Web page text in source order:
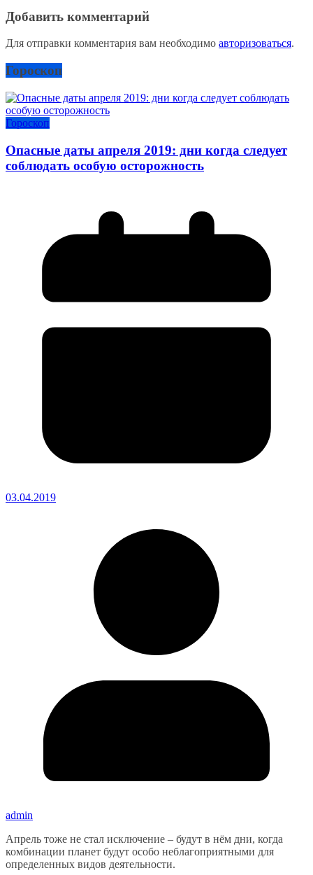
Добавить комментарий
Для отправки комментария вам необходимо авторизоваться.
Гороскоп
Гороскоп
Опасные даты апреля 2019: дни когда следует
соблюдать особую осторожность
03.04.2019
admin
Апрель тоже не стал исключение – будут в нём дни, когда
комбинации планет будут особо неблагоприятными для
определенных видов деятельности.